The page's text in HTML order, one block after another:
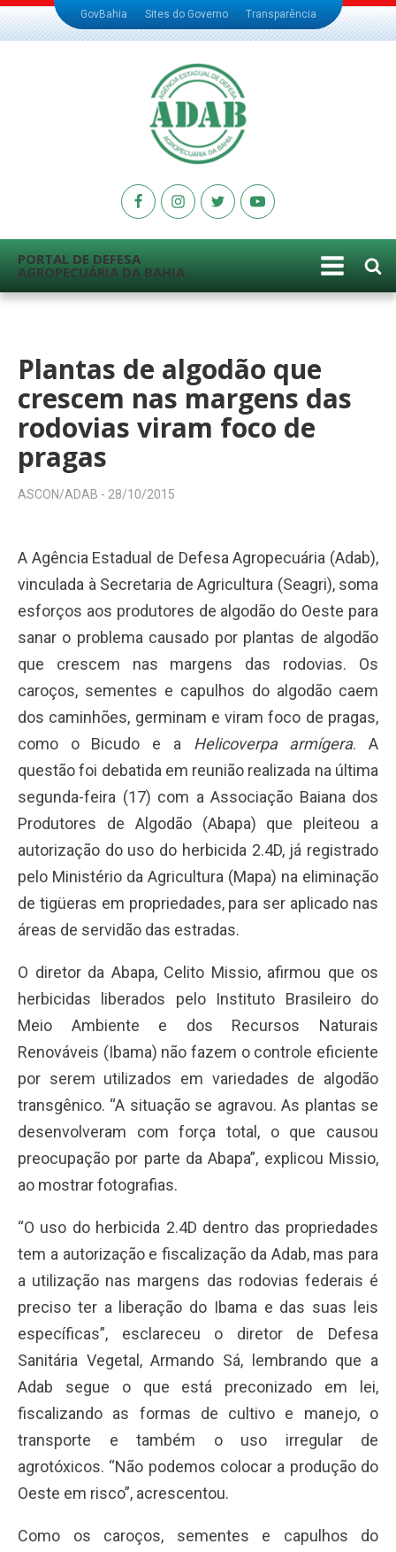
GovBahia Sites do Governo Transparência
PORTAL DE DEFESA
AGROPECUÁRIA DA BAHIA
Plantas de algodão que
crescem nas margens das
rodovias viram foco de
pragas
ASCON/ADAB - 28/10/2015
A Agência Estadual de Defesa Agropecuária (Adab),
vinculada à Secretaria de Agricultura (Seagri), soma
esforços aos produtores de algodão do Oeste para
sanar o problema causado por plantas de algodão
que crescem nas margens das rodovias. Os
caroços, sementes e capulhos do algodão caem
dos caminhões, germinam e viram foco de pragas,
como o Bicudo e a Helicoverpa armígera. A
questão foi debatida em reunião realizada na última
segunda-feira (17) com a Associação Baiana dos
Produtores de Algodão (Abapa) que pleiteou a
autorização do uso do herbicida 2.4D, já registrado
pelo Ministério da Agricultura (Mapa) na eliminação
de tigüeras em propriedades, para ser aplicado nas
áreas de servidão das estradas.
O diretor da Abapa, Celito Missio, afirmou que os
herbicidas liberados pelo Instituto Brasileiro do
Meio Ambiente e dos Recursos Naturais
Renováveis (Ibama) não fazem o controle eficiente
por serem utilizados em variedades de algodão
transgênico. “A situação se agravou. As plantas se
desenvolveram com força total, o que causou
preocupação por parte da Abapa”, explicou Missio,
ao mostrar fotografias.
“O uso do herbicida 2.4D dentro das propriedades
tem a autorização e fiscalização da Adab, mas para
a utilização nas margens das rodovias federais é
preciso ter a liberação do Ibama e das suas leis
específicas”, esclareceu o diretor de Defesa
Sanitária Vegetal, Armando Sá, lembrando que a
Adab segue o que está preconizado em lei,
fiscalizando as formas de cultivo e manejo, o
transporte e também o uso irregular de
agrotóxicos. “Não podemos colocar a produção do
Oeste em risco”, acrescentou.
Como os caroços, sementes e capulhos do